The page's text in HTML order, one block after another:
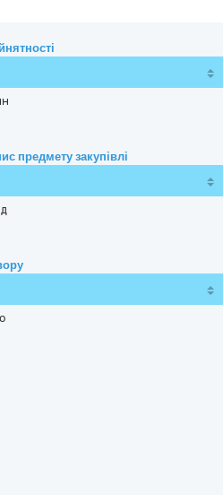
предмету закупівлі